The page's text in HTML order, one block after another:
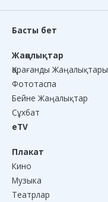
Басты бет
Жаңалықтар
Қарағанды Жаңалықтары
Фототаспа
Бейне Жаңалықтар
Сұхбат
eTV
Плакат
Кино
Музыка
Театрлар